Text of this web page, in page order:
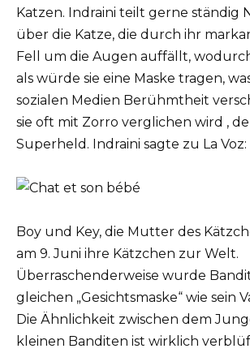
Katzen. Indraini teilt gerne ständig
über die Katze, die durch ihr
Fell um die Augen auffällt,
als würde sie eine Maske tragen,
sozialen Medien Berühmtheit
sie oft mit Zorro verglichen wird ,
Superheld. Indraini sagte zu La Voz:
Boy und Key, die Mutter des
am 9. Juni ihre Kätzchen zur Welt.
Überraschenderweise wurde
gleichen „Gesichtsmaske“ wie sein
Die Ähnlichkeit zwischen dem
kleinen Banditen ist wirklich